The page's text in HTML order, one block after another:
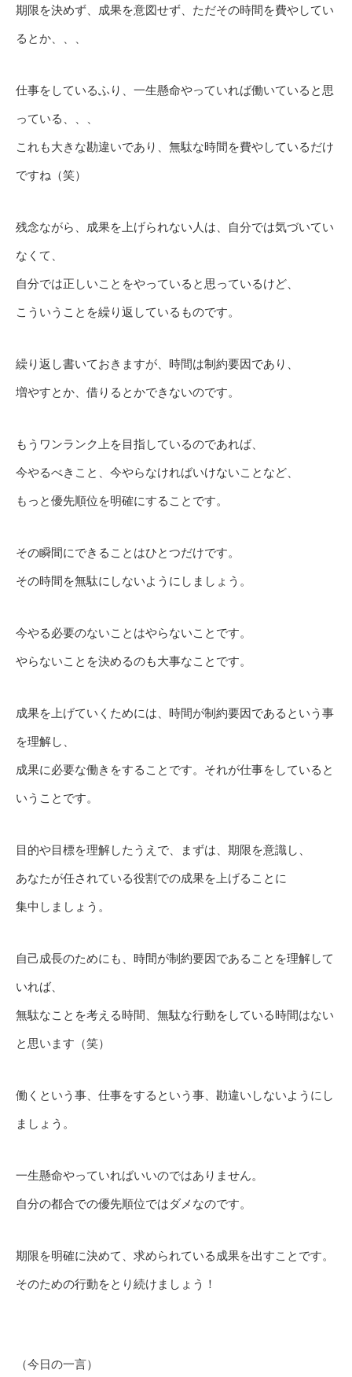
期限を決めず、成果を意図せず、ただその時間を費やしてい
るとか、、、
仕事をしているふり、一生懸命やっていれば働いていると思
っている、、、
これも大きな勘違いであり、無駄な時間を費やしているだけ
ですね（笑）
残念ながら、成果を上げられない人は、自分では気づいてい
なくて、
自分では正しいことをやっていると思っているけど、
こういうことを繰り返しているものです。
繰り返し書いておきますが、時間は制約要因であり、
増やすとか、借りるとかできないのです。
もうワンランク上を目指しているのであれば、
今やるべきこと、今やらなければいけないことなど、
もっと優先順位を明確にすることです。
その瞬間にできることはひとつだけです。
その時間を無駄にしないようにしましょう。
今やる必要のないことはやらないことです。
やらないことを決めるのも大事なことです。
成果を上げていくためには、時間が制約要因であるという事
を理解し、
成果に必要な働きをすることです。それが仕事をしていると
いうことです。
目的や目標を理解したうえで、まずは、期限を意識し、
あなたが任されている役割での成果を上げることに
集中しましょう。
自己成長のためにも、時間が制約要因であることを理解して
いれば、
無駄なことを考える時間、無駄な行動をしている時間はない
と思います（笑）
働くという事、仕事をするという事、勘違いしないようにし
ましょう。
一生懸命やっていればいいのではありません。
自分の都合での優先順位ではダメなのです。
期限を明確に決めて、求められている成果を出すことです。
そのための行動をとり続けましょう！
（今日の一言）